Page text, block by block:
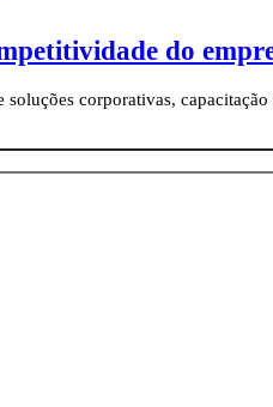
do
corporativas,